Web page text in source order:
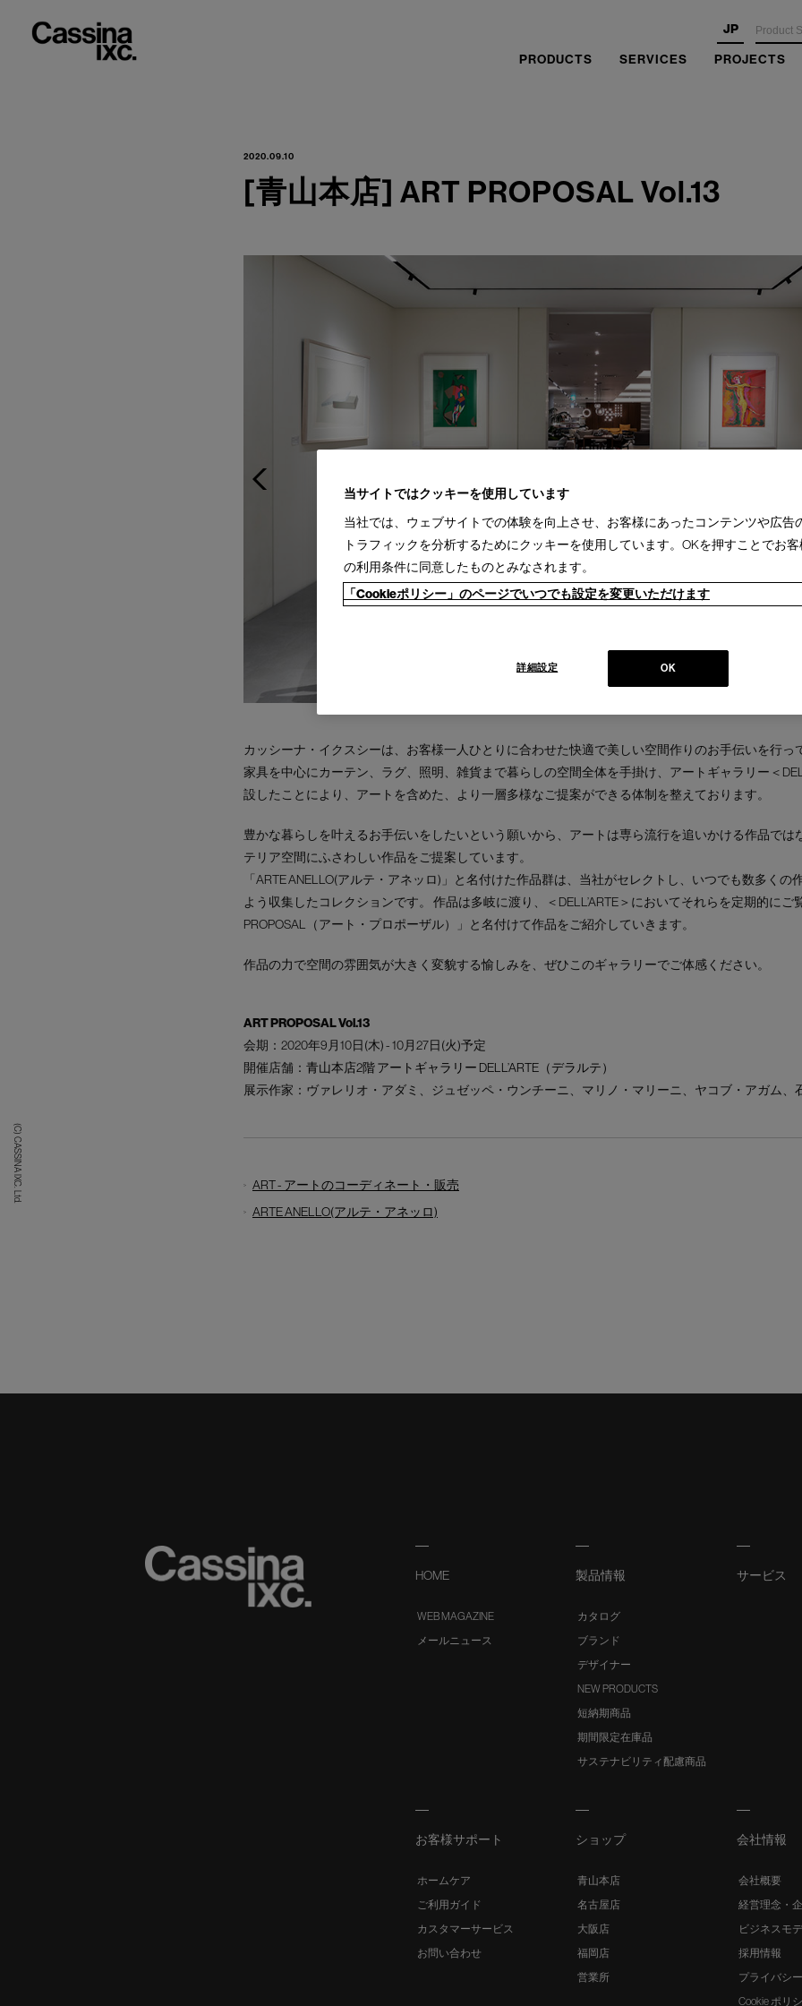
JP
PRODUCTS SERVICES PROJECTS
(C) CASSINA IXC. Ltd.
2020.09.10
[青山本店] ART PROPOSAL Vol.13
カッシーナ・イクスシーは、お客様一人ひとりに合わせた快適で美しい空間作りのお手伝いを行っ
家具を中心にカーテン、ラグ、照明、雑貨まで暮らしの空間全体を手掛け、アートギャラリー＜
設したことにより、アートを含めた、より一層多様なご提案ができる体制を整えております。
豊かな暮らしを叶えるお手伝いをしたいという願いから、アートは専ら流行を追いかける作品では
テリア空間にふさわしい作品をご提案しています。
「ARTE ANELLO(アルテ・アネッロ)」と名付けた作品群は、当社がセレクトし、いつでも数多く
よう収集したコレクションです。 作品は多岐に渡り、＜DELL’ARTE＞においてそれらを定期的にご
PROPOSAL（アート・プロポーザル）」と名付けて作品をご紹介していきます。
作品の力で空間の雰囲気が大きく変貌する愉しみを、ぜひこのギャラリーでご体感ください。
ART PROPOSAL Vol.13
会期：2020年9月10日(木) - 10月27日(火)予定
開催店舗： 青山本店2階 アートギャラリー DELL’ARTE（デラルテ）
展示作家：ヴァレリオ・アダミ、ジュゼッペ・ウンチーニ、マリノ・マリーニ、ヤコブ・アガム、
ART - アートのコーディネート・販売
ARTE ANELLO(アルテ・アネッロ)
HOME
WEB MAGAZINE
メールニュース
製品情報
カタログ
ブランド
デザイナー
NEW PRODUCTS
短納期商品
期間限定在庫品
サステナビリティ配慮商品
サービス
お客様サポート
ホームケア
ご利用ガイド
カスタマーサービス
お問い合わせ
ショップ
青山本店
名古屋店
大阪店
福岡店
営業所
会社情報
会社概要
経営理念・
ビジネスモ
採用情報
プライバシ
Cookie ポリ
当サイトではクッキーを使用しています
当社では、ウェブサイトでの体験を向上させ、お客様にあったコンテンツや広告
トラフィックを分析するためにクッキーを使用しています。OKを押すことでお
の利用条件に同意したものとみなされます。
「Cookieポリシー」のページでいつでも設定を変更いただけます
OK
詳細設定